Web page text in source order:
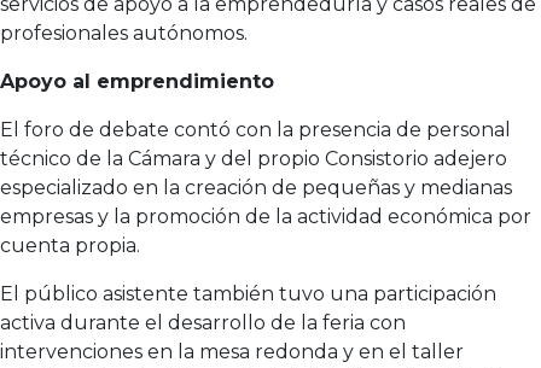
profesionales autónomos.
Apoyo al emprendimiento
El foro de debate contó con la presencia de personal
técnico de la Cámara y del propio Consistorio adejero
especializado en la creación de pequeñas y medianas
empresas y la promoción de la actividad económica por
cuenta propia.
El público asistente también tuvo una participación
activa durante el desarrollo de la feria con
intervenciones en la mesa redonda y en el taller